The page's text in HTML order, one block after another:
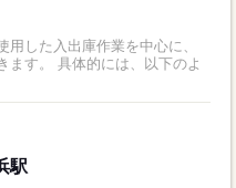
した入出庫作業を中心に、
ます。 具体的には、以下のよ
駅